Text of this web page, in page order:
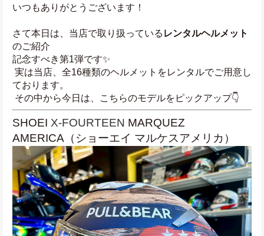
いつもありがとうございます！
さて本日は、当店で取り扱っている レンタルヘルメット
のご紹介
記念すべき第1弾です✨
ております。
その中から今日は、こちらのモデルをピックアップ👇
SHOEI X-FOURTEEN MARQUEZ
AMERICA（ショーエイ マルケスアメリカ）